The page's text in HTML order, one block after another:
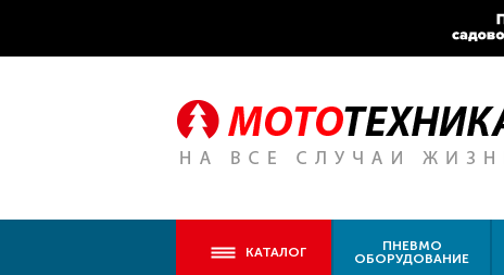
КАТАЛОГ
ПНЕВМО
ОБОРУДОВАНИЕ